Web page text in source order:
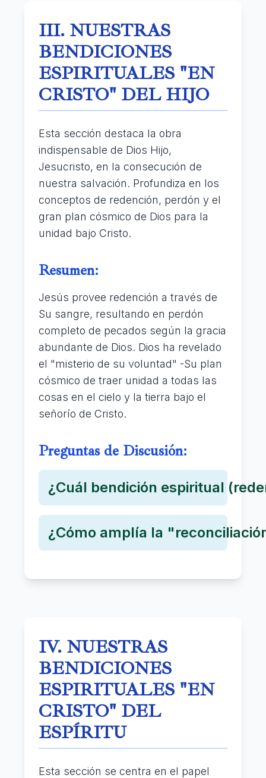
III. NUESTRAS
BENDICIONES
ESPIRITUALES "EN
CRISTO" DEL HIJO
Esta sección destaca la obra
indispensable de Dios Hijo,
Jesucristo, en la consecución de
nuestra salvación. Profundiza en los
conceptos de redención, perdón y el
gran plan cósmico de Dios para la
unidad bajo Cristo.
Resumen:
Jesús provee redención a través de
Su sangre, resultando en perdón
completo de pecados según la gracia
abundante de Dios. Dios ha revelado
el "misterio de su voluntad" -Su plan
cósmico de traer unidad a todas las
cosas en el cielo y la tierra bajo el
señorío de Cristo.
Preguntas de Discusión:
¿Cuál bendición espiritual
¿Cómo amplía la
IV. NUESTRAS
BENDICIONES
ESPIRITUALES "EN
CRISTO" DEL
ESPÍRITU
Esta sección se centra en el papel